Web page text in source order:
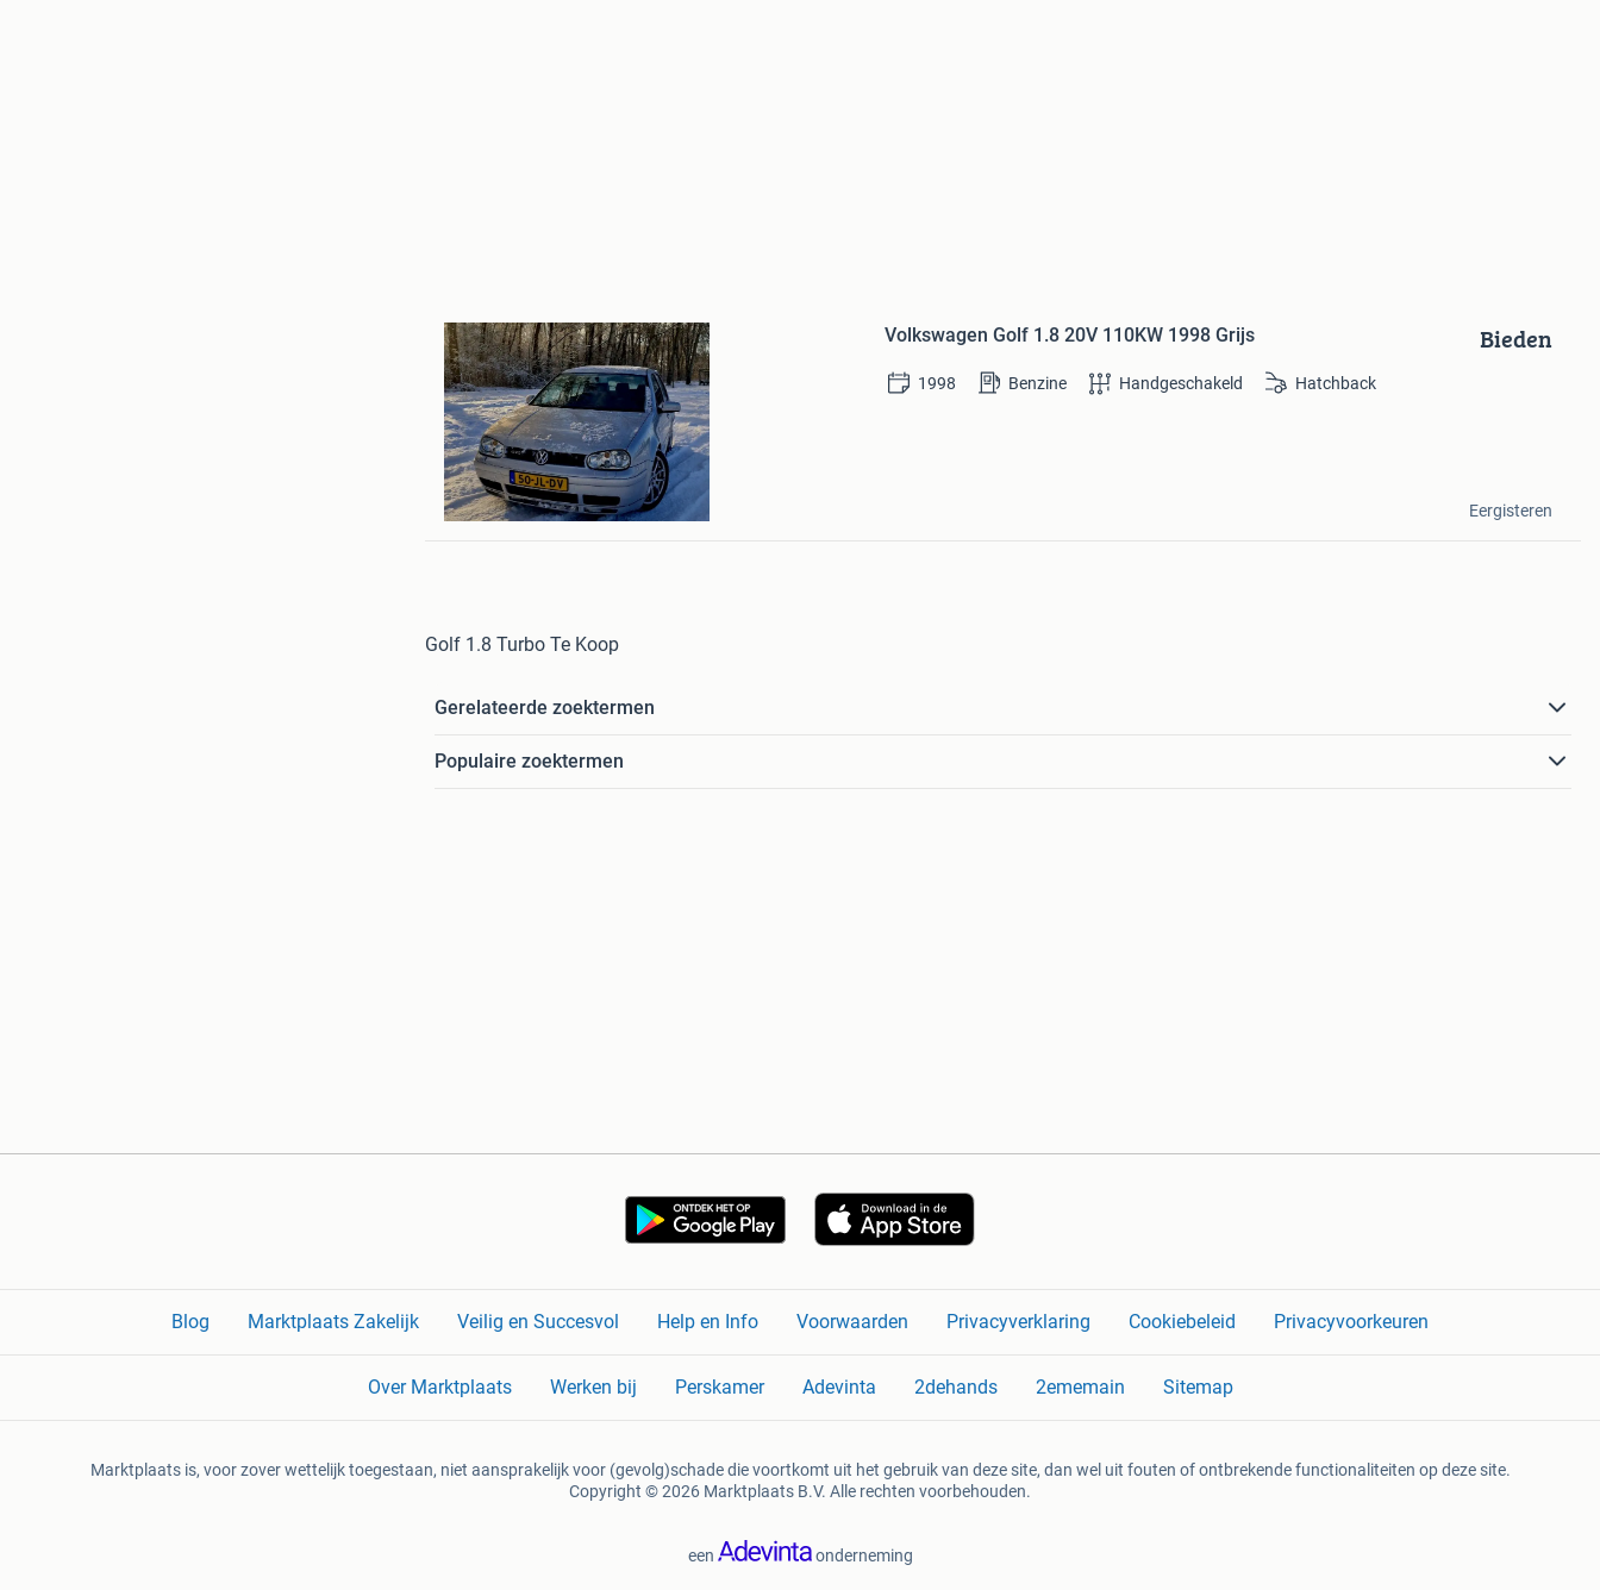
Volkswagen Golf 1.8 20V 110KW 1998 Grijs Bieden
1998 Benzine Handgeschakeld Hatchback
Vince
Oosterhout
Eergisteren
Golf 1.8 Turbo Te Koop
Gerelateerde zoektermen
Populaire zoektermen
Blog Marktplaats Zakelijk Veilig en Succesvol Help en Info Voorwaarden Privacyverklaring Cookiebeleid Privacyvoorkeuren
Over Marktplaats Werken bij Perskamer Adevinta 2dehands 2ememain Sitemap
Marktplaats is, voor zover wettelijk toegestaan, niet aansprakelijk voor (gevolg)schade die voortkomt uit het gebruik van deze site, dan wel uit fouten of ontbrekende functionaliteiten op deze site.
Copyright © 2026 Marktplaats B.V. Alle rechten voorbehouden.
een onderneming